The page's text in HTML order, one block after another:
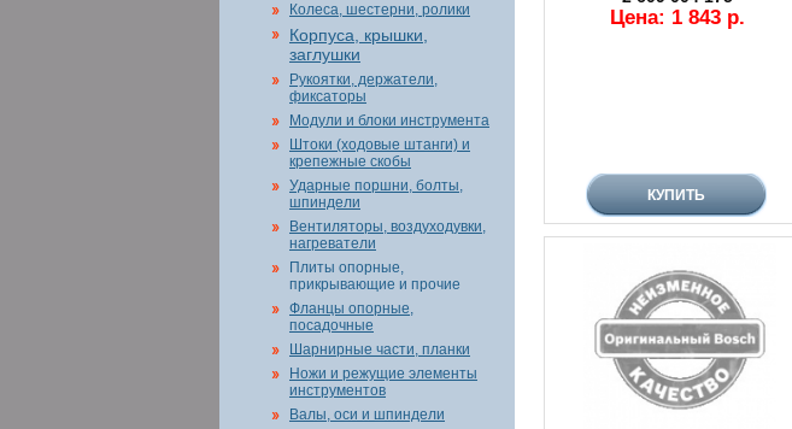
Колеса, шестерни, ролики
Корпуса, крышки,
заглушки
Рукоятки, держатели,
фиксаторы
Модули и блоки инструмента
Штоки (ходовые штанги) и
крепежные скобы
Ударные поршни, болты,
шпиндели
Вентиляторы, воздуходувки,
нагреватели
Плиты опорные,
прикрывающие и прочие
Фланцы опорные,
посадочные
Шарнирные части, планки
Ножи и режущие элементы
инструментов
Валы, оси и шпиндели
Цена: 1 843 р.